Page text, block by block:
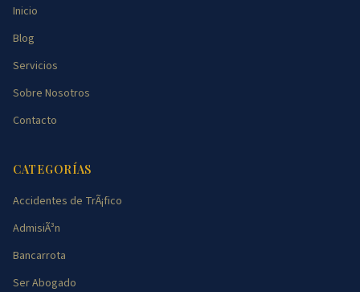
Inicio
Blog
Servicios
Sobre Nosotros
Contacto
CATEGORÍAS
Accidentes de TrÃ¡fico
AdmisiÃ³n
Bancarrota
Ser Abogado